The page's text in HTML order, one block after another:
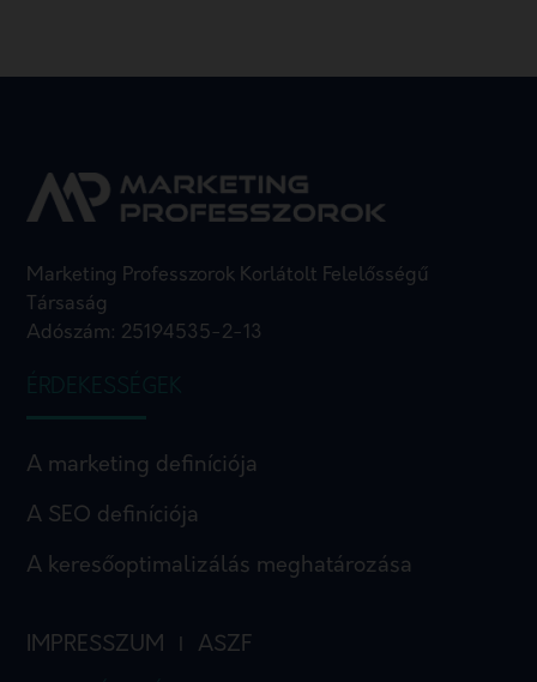
Marketing Professzorok Korlátolt Felelősségű
Társaság
Adószám: 25194535-2-13
ÉRDEKESSÉGEK
A marketing definíciója
A SEO definíciója
A keresőoptimalizálás meghatározása
IMPRESSZUM ASZF